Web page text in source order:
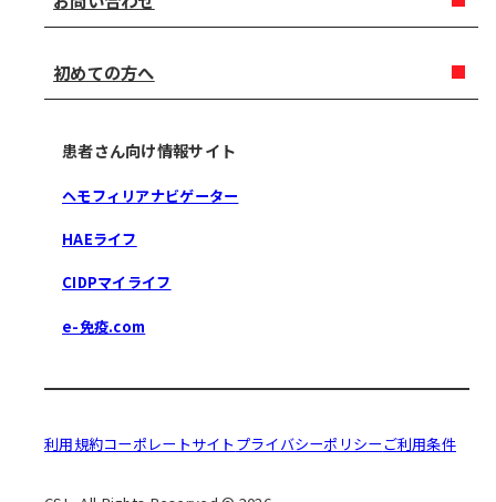
初めての方へ
患者さん向け情報サイト
ヘモフィリアナビゲーター
HAEライフ
CIDPマイライフ
e-免疫.com
利用規約コーポレートサイト プライバシーポリシー ご利用条件